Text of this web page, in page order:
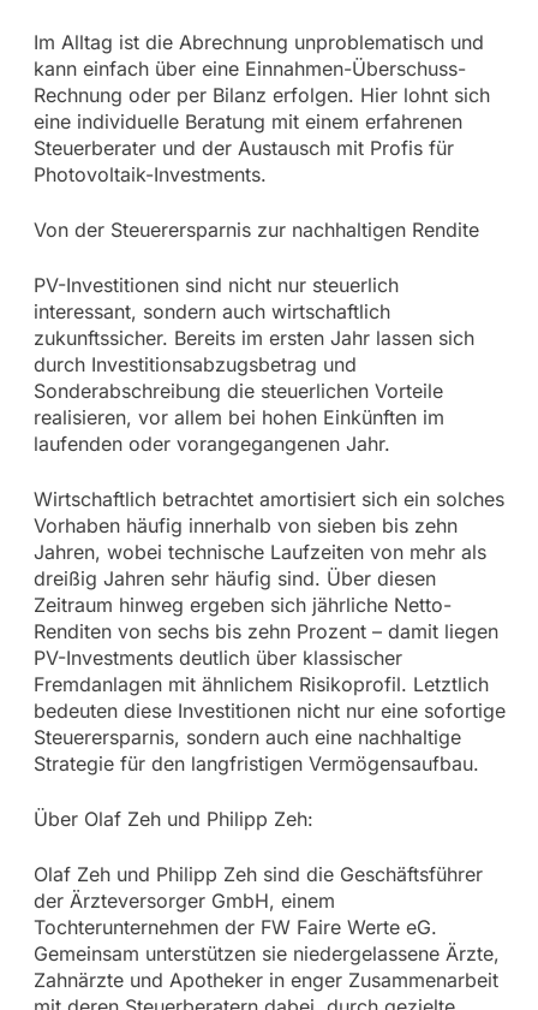
Im Alltag ist die Abrechnung unproblematisch und
kann einfach über eine Einnahmen-Überschuss-
Rechnung oder per Bilanz erfolgen. Hier lohnt sich
eine individuelle Beratung mit einem erfahrenen
Steuerberater und der Austausch mit Profis für
Photovoltaik-Investments.
Von der Steuerersparnis zur nachhaltigen Rendite
PV-Investitionen sind nicht nur steuerlich
interessant, sondern auch wirtschaftlich
zukunftssicher. Bereits im ersten Jahr lassen sich
durch Investitionsabzugsbetrag und
Sonderabschreibung die steuerlichen Vorteile
realisieren, vor allem bei hohen Einkünften im
laufenden oder vorangegangenen Jahr.
Wirtschaftlich betrachtet amortisiert sich ein solches
Vorhaben häufig innerhalb von sieben bis zehn
Jahren, wobei technische Laufzeiten von mehr als
dreißig Jahren sehr häufig sind. Über diesen
Zeitraum hinweg ergeben sich jährliche Netto-
Renditen von sechs bis zehn Prozent – damit liegen
PV-Investments deutlich über klassischer
Fremdanlagen mit ähnlichem Risikoprofil. Letztlich
bedeuten diese Investitionen nicht nur eine sofortige
Steuerersparnis, sondern auch eine nachhaltige
Strategie für den langfristigen Vermögensaufbau.
Über Olaf Zeh und Philipp Zeh:
Olaf Zeh und Philipp Zeh sind die Geschäftsführer
der Ärzteversorger GmbH, einem
Tochterunternehmen der FW Faire Werte eG.
Gemeinsam unterstützen sie niedergelassene Ärzte,
Zahnärzte und Apotheker in enger Zusammenarbeit